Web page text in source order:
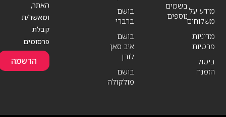
מידע על
משלוחים
מדיניות
פרטיות
ביטול
הזמנה
בשמים
נוספים
בושם
ברברי
בושם
איב סאן
לורן
בושם
מולקולה
האתר,
ומאשר/ת
קבלת
פרסומים
הרשמה